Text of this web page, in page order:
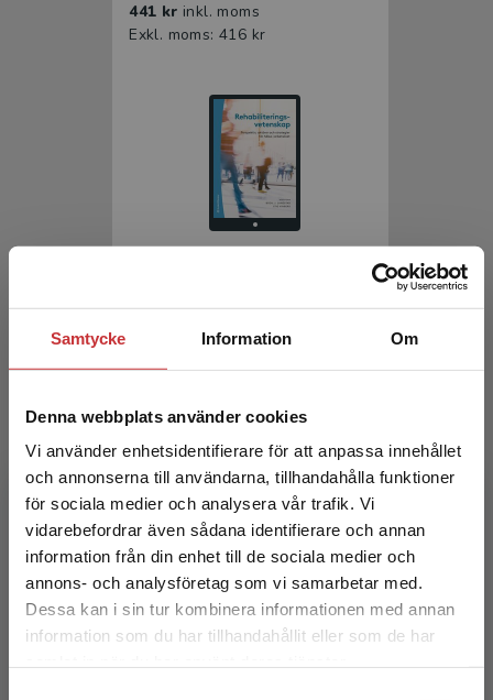
Samtycke Information Om
Denna webbplats använder cookies
Vi använder enhetsidentifierare för att anpassa innehållet
och annonserna till användarna, tillhandahålla funktioner
för sociala medier och analysera vår trafik. Vi
vidarebefordrar även sådana identifierare och annan
information från din enhet till de sociala medier och
annons- och analysföretag som vi samarbetar med.
Dessa kan i sin tur kombinera informationen med annan
information som du har tillhandahållit eller som de har
Begränsad fraktregion
Det verkar som att du besöker
studentlitteratur.se via en enhet utanför Sverige.
441 kr inkl. moms
Exkl. moms: 416 kr
Landstad, B - Vinberg, S (red.)
276 krinkl. moms
Rehabiliteringsmedicin